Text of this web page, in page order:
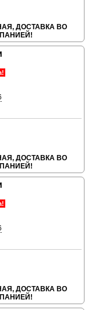
ДОСТАВКА ВО
ДОСТАВКА ВО
ДОСТАВКА ВО